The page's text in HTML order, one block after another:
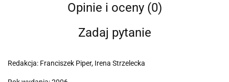
Opinie i oceny (0)
Zadaj pytanie
Redakcja: Franciszek Piper, Irena Strzelecka